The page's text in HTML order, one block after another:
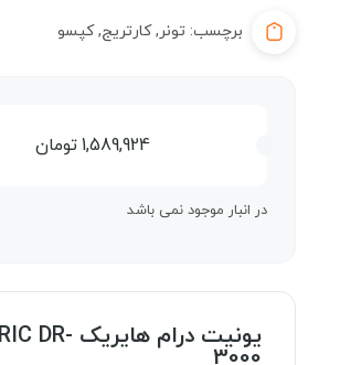
برچسب:تونر,کارتریج,کپسو
1,589,924تومان
در انبار موجود نمی باشد
یونیت درام هایریک HIRIC DR-
3000